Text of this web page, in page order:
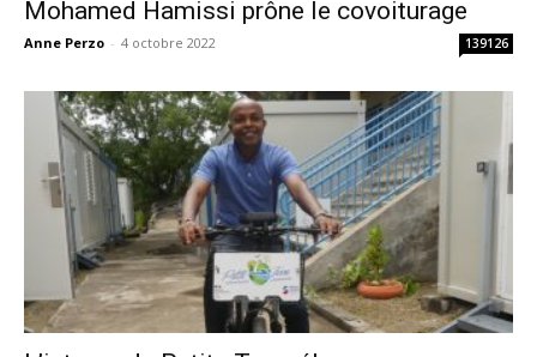
Mohamed Hamissi prône le covoiturage
Anne Perzo - 4 octobre 2022 139126